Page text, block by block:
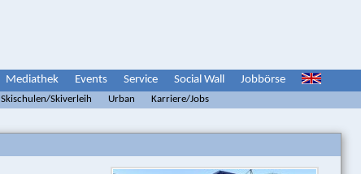
Mediathek Events Service Social Wall Jobbörse
Skischulen/Skiverleih Urban Karriere/Jobs